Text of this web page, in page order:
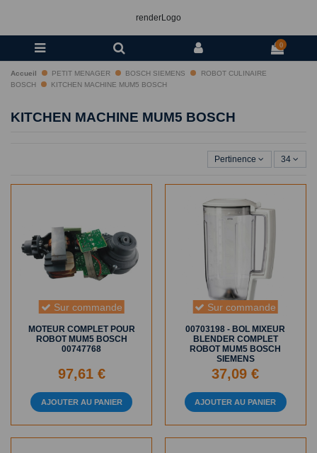
renderLogo
0
Accueil PETIT MENAGER BOSCH SIEMENS
ROBOT CULINAIRE
BOSCH
KITCHEN MACHINE MUM5 BOSCH
KITCHEN MACHINE MUM5 BOSCH
Pertinence 34
Sur commande
MOTEUR COMPLET POUR
ROBOT MUM5 BOSCH
00747768
97,61 €
AJOUTER AU PANIER
Sur commande
00703198 - BOL MIXEUR
BLENDER COMPLET
ROBOT MUM5 BOSCH
SIEMENS
37,09 €
AJOUTER AU PANIER